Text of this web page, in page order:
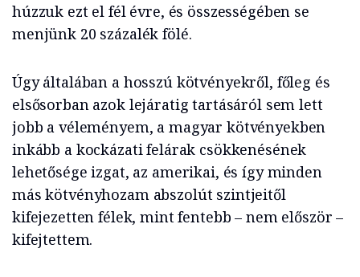
húzzuk ezt el fél évre, és összességében se
menjünk 20 százalék fölé.
Úgy általában a hosszú kötvényekről, főleg és
elsősorban azok lejáratig tartásáról sem lett
jobb a véleményem, a magyar kötvényekben
inkább a kockázati felárak csökkenésének
lehetősége izgat, az amerikai, és így minden
más kötvényhozam abszolút szintjeitől
kifejezetten félek, mint fentebb – nem először –
kifejtettem.